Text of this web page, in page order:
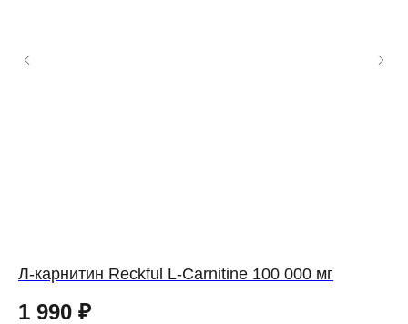
Л-карнитин Reckful L-Carnitine 100 000 мг
1 990 ₽